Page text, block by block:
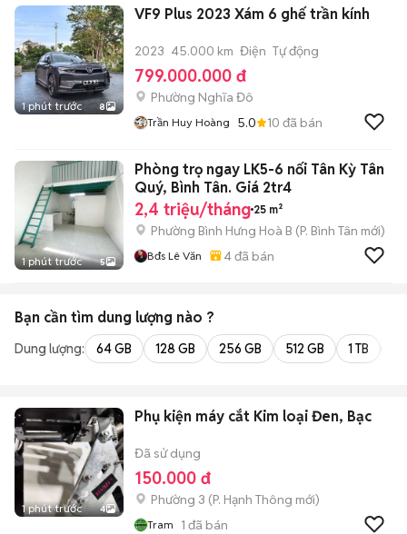
1 phút trước 8
VF9 Plus 2023 Xám 6 ghế trần kính
2023 45.000 km Điện Tự động
799.000.000 đ
Phường Nghĩa Đô
Trần Huy Hoàng 5.0 10 đã bán
1 phút trước 5
Phòng trọ ngay LK5-6 nối Tân Kỳ Tân
Quý, Bình Tân. Giá 2tr4
2,4 triệu/tháng 25 m²
Phường Bình Hưng Hoà B (P. Bình Tân mới)
Bđs Lê Văn 4đã bán
Bạn cần tìm dung lượng nào ?
Dung lượng: 64 GB 128 GB 256 GB 512 GB 1 TB
1 phút trước 4
Phụ kiện máy cắt Kim loại Đen, Bạc
Đã sử dụng
150.000 đ
Phường 3 (P. Hạnh Thông mới)
Tram 1 đã bán